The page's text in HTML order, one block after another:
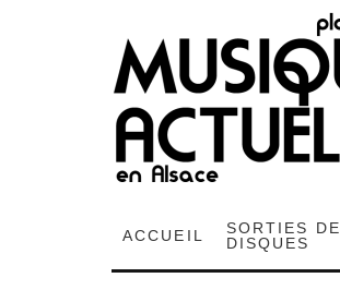
ACCUEIL
SORTIES DE
DISQUES